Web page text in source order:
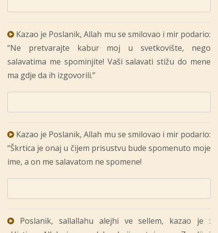
Kazao je Poslanik, Allah mu se smilovao i mir podario:
“Ne pretvarajte kabur moj u svetkovište, nego
salavatima me spominjite! Vaši salavati stižu do mene
ma gdje da ih izgovorili.”
Kazao je Poslanik, Allah mu se smilovao i mir podario:
“Škrtica je onaj u čijem prisustvu bude spomenuto moje
ime, a on me salavatom ne spomene!
Poslanik, sallallahu alejhi ve sellem, kazao je :